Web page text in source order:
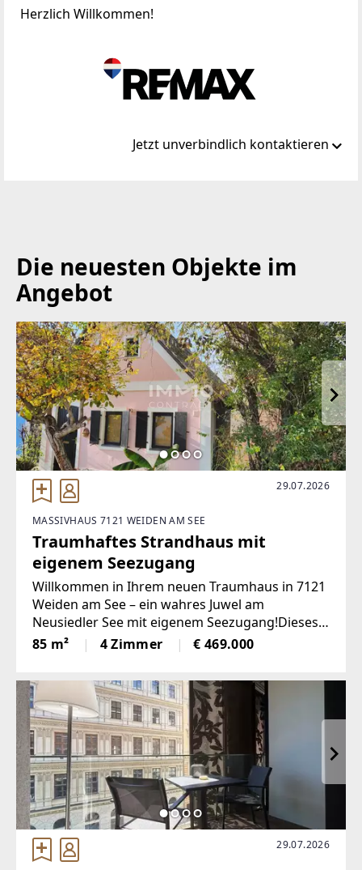
Herzlich Willkommen!
Jetzt unverbindlich kontaktieren
WEBSITE
https://www.remax.at/de/ib/remax-immopartner-1-
schwaz
EMAIL
ae@remax-immopartner.at
Die neuesten Objekte im
Angebot
29.07.2026
MASSIVHAUS 7121 WEIDEN AM SEE
Traumhaftes Strandhaus mit
eigenem Seezugang
Willkommen in Ihrem neuen Traumhaus in 7121
Weiden am See – ein wahres Juwel am
Neusiedler See mit eigenem Seezugang!Dieses
charmante Strandhaus bietet Ihnen nicht nur
ein Zuhause, sondern auch eine Lebensqualität,
85 m² 4 Zimmer € 469.000
29.07.2026